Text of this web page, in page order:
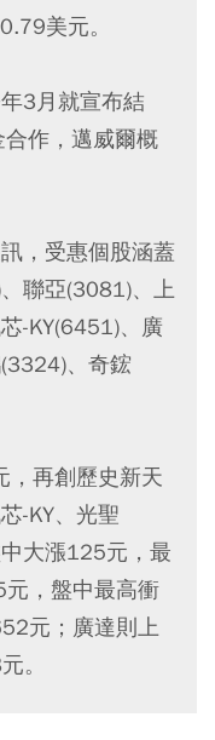
美元。
3月就宣布結
作，邁威爾概
，受惠個股涵蓋
聯亞(3081)、上
-KY(6451)、廣
、奇鋐
，再創歷史新天
-KY、光聖
大漲125元，最
，盤中最高衝
元；廣達則上
。